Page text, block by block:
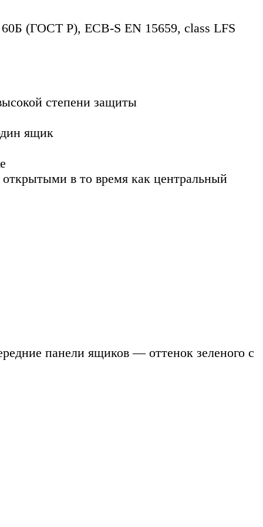
(ГОСТ Р), ECB-S EN 15659, class LFS
степени защиты
ящик
в то время как центральный
панели ящиков — оттенок зеленого с